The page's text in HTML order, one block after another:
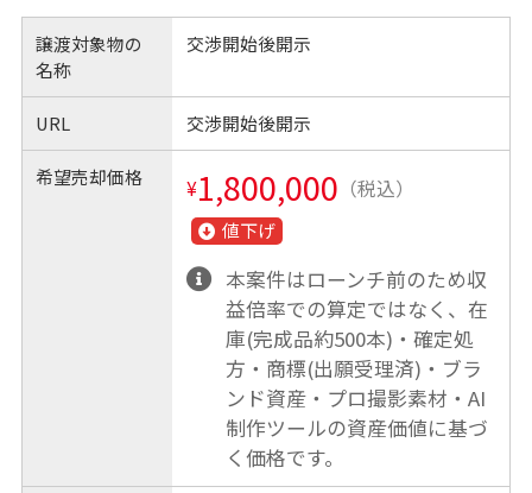
譲渡対象物の
名称
交渉開始後開示
URL 交渉開始後開示
希望売却価格 ¥1,800,000 （税込）
値下げ
本案件はローンチ前のため収
益倍率での算定ではなく、在
庫(完成品約500本)・確定処
方・商標(出願受理済)・ブラ
ンド資産・プロ撮影素材・AI
制作ツールの資産価値に基づ
く価格です。